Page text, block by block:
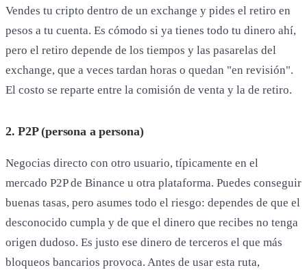
Vendes tu cripto dentro de un exchange y pides el retiro en
pesos a tu cuenta. Es cómodo si ya tienes todo tu dinero ahí,
pero el retiro depende de los tiempos y las pasarelas del
exchange, que a veces tardan horas o quedan "en revisión".
El costo se reparte entre la comisión de venta y la de retiro.
2. P2P (persona a persona)
Negocias directo con otro usuario, típicamente en el
mercado P2P de Binance u otra plataforma. Puedes conseguir
buenas tasas, pero asumes todo el riesgo: dependes de que el
desconocido cumpla y de que el dinero que recibes no tenga
origen dudoso. Es justo ese dinero de terceros el que más
bloqueos bancarios provoca. Antes de usar esta ruta,